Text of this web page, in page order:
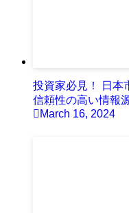
投資家必見！ 日本
信頼性の高い情報
March 16, 2024